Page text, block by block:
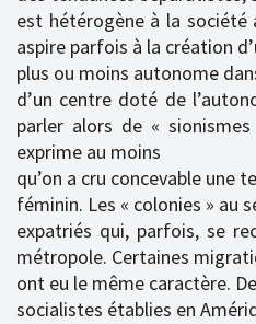
est hétérogène à la société
aspire parfois à la création
plus ou moins autonome
d’un centre doté de
parler alors de «
exprime au moins
qu’on a cru concevable une
féminin. Les « colonies » au
expatriés qui, parfois, se
métropole. Certaines
ont eu le même caractère.
socialistes établies en